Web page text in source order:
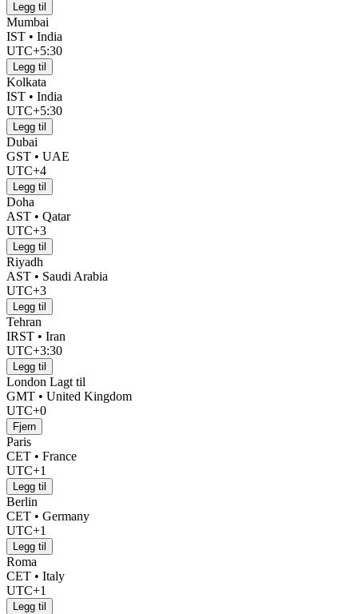
Legg til
Mumbai
IST • India
UTC+5:30
Legg til
Kolkata
IST • India
UTC+5:30
Legg til
Dubai
GST • UAE
UTC+4
Legg til
Doha
AST • Qatar
UTC+3
Legg til
Riyadh
AST • Saudi Arabia
UTC+3
Legg til
Tehran
IRST • Iran
UTC+3:30
Legg til
London Lagt til
GMT • United Kingdom
UTC+0
Fjern
Paris
CET • France
UTC+1
Legg til
Berlin
CET • Germany
UTC+1
Legg til
Roma
CET • Italy
UTC+1
Legg til